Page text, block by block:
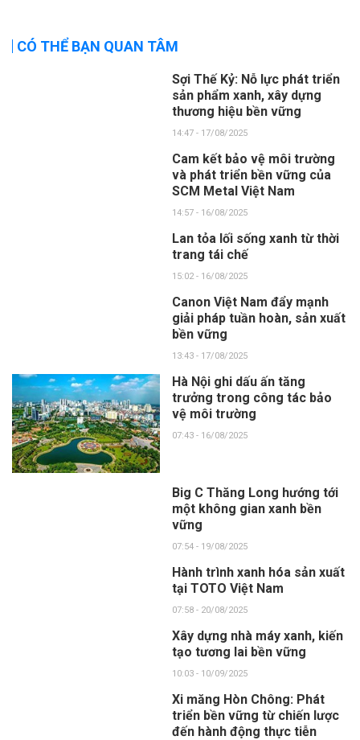
CÓ THỂ BẠN QUAN TÂM
Sợi Thế Kỷ: Nỗ lực phát triển
sản phẩm xanh, xây dựng
thương hiệu bền vững
14:47 - 17/08/2025
Cam kết bảo vệ môi trường
và phát triển bền vững của
SCM Metal Việt Nam
14:57 - 16/08/2025
Lan tỏa lối sống xanh từ thời
trang tái chế
15:02 - 16/08/2025
Canon Việt Nam đẩy mạnh
giải pháp tuần hoàn, sản xuất
bền vững
13:43 - 17/08/2025
Hà Nội ghi dấu ấn tăng
trưởng trong công tác bảo
vệ môi trường
07:43 - 16/08/2025
Big C Thăng Long hướng tới
một không gian xanh bền
vững
07:54 - 19/08/2025
Hành trình xanh hóa sản xuất
tại TOTO Việt Nam
07:58 - 20/08/2025
Xây dựng nhà máy xanh, kiến
tạo tương lai bền vững
10:03 - 10/09/2025
Xi măng Hòn Chông: Phát
triển bền vững từ chiến lược
đến hành động thực tiễn